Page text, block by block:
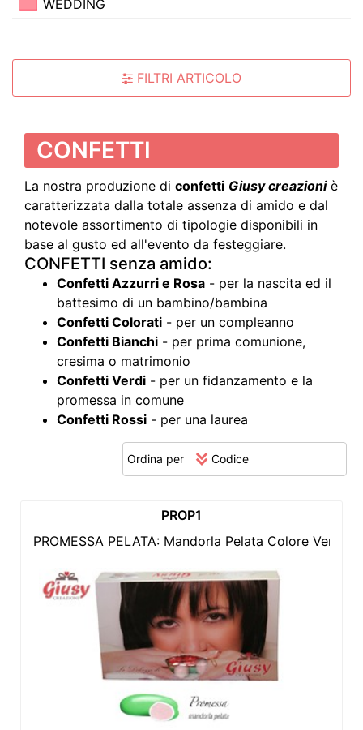
WEDDING
FILTRI ARTICOLO
CONFETTI
La nostra produzione di confetti Giusy creazioniè
caratterizzata dalla totale assenza di amido e dal
notevole assortimento di tipologie disponibili in
base al gusto ed all'evento da festeggiare.
CONFETTI senza amido:
Confetti Azzurri e Rosa - per la nascita ed il
battesimo di un bambino/bambina
Confetti Colorati - per un compleanno
Confetti Bianchi - per prima comunione,
cresima o matrimonio
Confetti Verdi - per un fidanzamento e la
promessa in comune
Confetti Rossi - per una laurea
Ordina per
PROP1
PROMESSA PELATA: Mandorla Pelata Colore Verde